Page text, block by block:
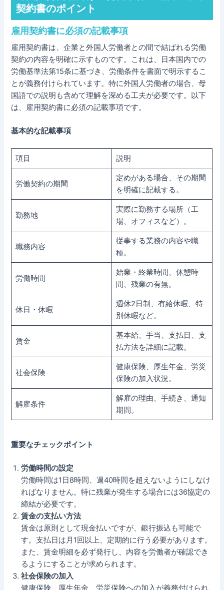
契約書のポイント
雇用契約書に必須の記載事項
雇用契約書は、企業と外国人労働者との間で結ばれる労働
契約の内容を明確に示すものです。これは、日本国内での
労働基準法第15条に基づき、労働条件を書面で明示するこ
とが義務付けられています。特に外国人労働者の場合、母
国語での説明も含めて理解を深める工夫が必要です。以下
は、雇用契約書に必須の記載事項です。
基本的な記載事項
項目 説明
労働契約の期間
定めがある場合、その期間
を明確に記載する。
勤務地
実際に勤務する場所（工
場、オフィスなど）。
職務内容
従事する業務の内容や職
種。
労働時間
始業・終業時間、休憩時
間、残業の有無。
休日・休暇
週休2日制、有給休暇、特
別休暇など。
賃金
基本給、手当、支払日、支
払方法を詳細に記載。
社会保険
健康保険、厚生年金、労災
保険の加入状況。
解雇条件
解雇の理由、手続き、通知
期間。
重要なチェックポイント
労働時間の設定
労働時間は1日8時間、週40時間を超えないようにしなけ
ればなりません。特に残業が発生する場合には36協定の
締結が必要です。
賃金の支払い方法
賃金は原則として現金払いですが、銀行振込も可能で
す。支払日は月1回以上、定期的に行う必要があります。
また、賃金明細を必ず発行し、内容を労働者が確認でき
るようにすることが求められます。
社会保険の加入
健康保険、厚生年金、労災保険への加入が義務付けられ